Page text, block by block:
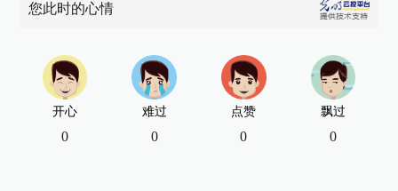
您此时的心情
开心
0
难过
0
点赞
0
飘过
0